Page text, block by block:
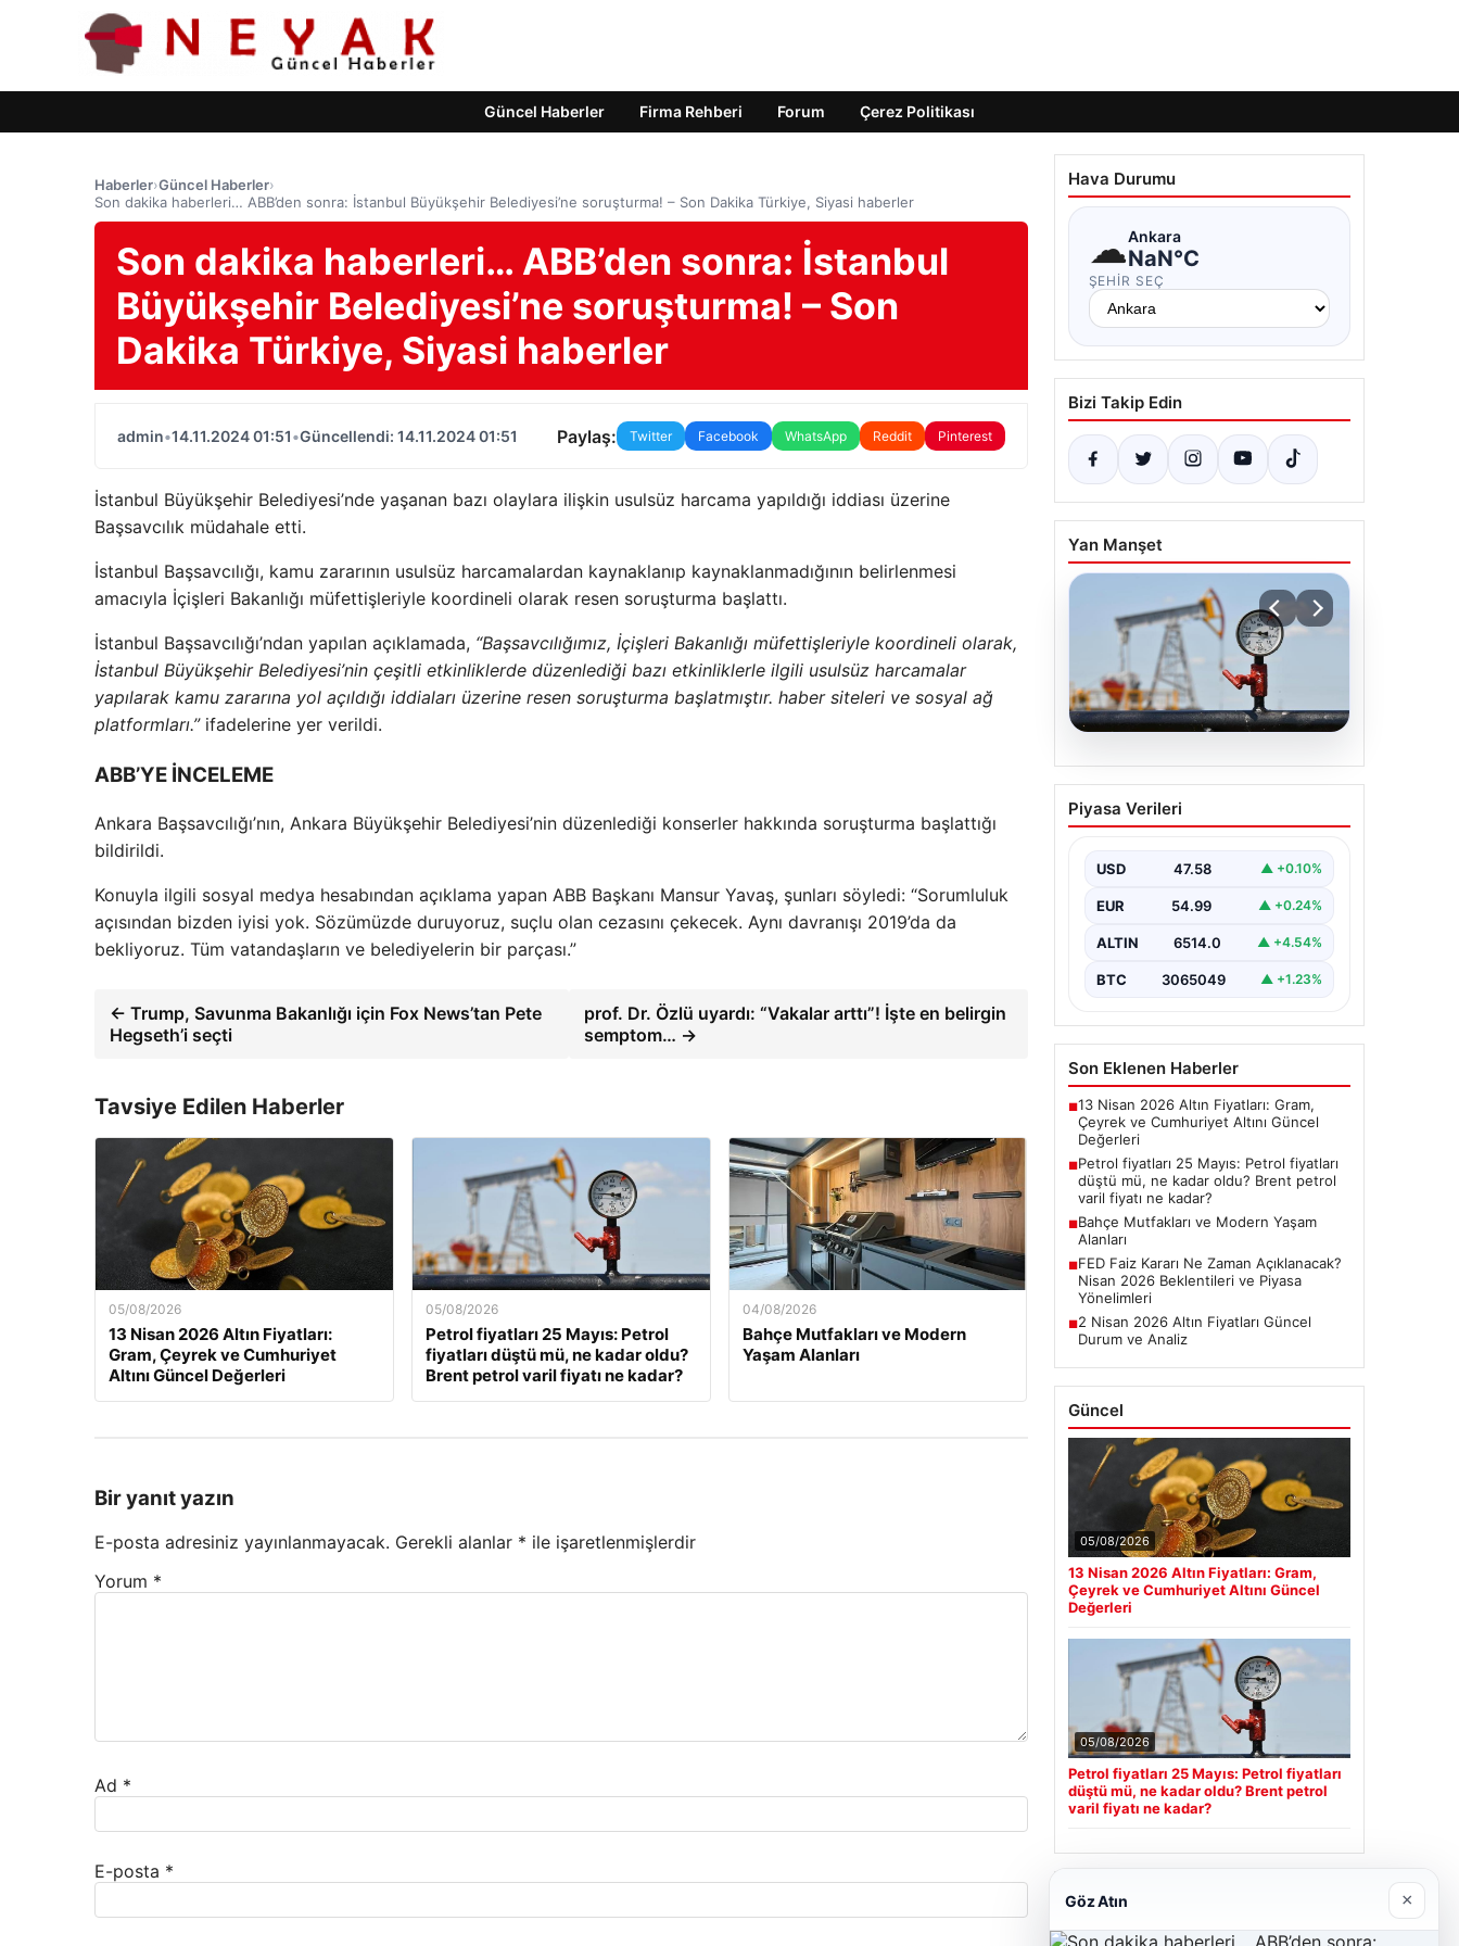
Güncel Haberler Firma Rehberi Forum Çerez Politikası
Haberler›Güncel Haberler›
Son dakika haberleri… ABB’den sonra: İstanbul Büyükşehir Belediyesi’ne soruşturma! – Son Dakika Türkiye, Siyasi haberler
Son dakika haberleri… ABB’den sonra: İstanbul
Büyükşehir Belediyesi’ne soruşturma! – Son
Dakika Türkiye, Siyasi haberler
admin•14.11.2024 01:51•Güncellendi: 14.11.2024 01:51 Paylaş: Twitter Facebook WhatsApp Reddit Pinterest
İstanbul Büyükşehir Belediyesi’nde yaşanan bazı olaylara ilişkin usulsüz harcama yapıldığı iddiası üzerine
Başsavcılık müdahale etti.
İstanbul Başsavcılığı, kamu zararının usulsüz harcamalardan kaynaklanıp kaynaklanmadığının belirlenmesi
amacıyla İçişleri Bakanlığı müfettişleriyle koordineli olarak resen soruşturma başlattı.
İstanbul Başsavcılığı’ndan yapılan açıklamada, “Başsavcılığımız, İçişleri Bakanlığı müfettişleriyle koordineli olarak,
İstanbul Büyükşehir Belediyesi’nin çeşitli etkinliklerde düzenlediği bazı etkinliklerle ilgili usulsüz harcamalar
yapılarak kamu zararına yol açıldığı iddiaları üzerine resen soruşturma başlatmıştır. haber siteleri ve sosyal ağ
platformları.”ifadelerine yer verildi.
ABB’YE İNCELEME
Ankara Başsavcılığı’nın, Ankara Büyükşehir Belediyesi’nin düzenlediği konserler hakkında soruşturma başlattığı
bildirildi.
Konuyla ilgili sosyal medya hesabından açıklama yapan ABB Başkanı Mansur Yavaş, şunları söyledi: “Sorumluluk
açısından bizden iyisi yok. Sözümüzde duruyoruz, suçlu olan cezasını çekecek. Aynı davranışı 2019’da da
bekliyoruz. Tüm vatandaşların ve belediyelerin bir parçası.”
← Trump, Savunma Bakanlığı için Fox News’tan Pete
Hegseth’i seçti
prof. Dr. Özlü uyardı: “Vakalar arttı”! İşte en belirgin
semptom… →
Tavsiye Edilen Haberler
05/08/2026
13 Nisan 2026 Altın Fiyatları:
Gram, Çeyrek ve Cumhuriyet
Altını Güncel Değerleri
05/08/2026
Petrol fiyatları 25 Mayıs: Petrol
fiyatları düştü mü, ne kadar oldu?
Brent petrol varil fiyatı ne kadar?
04/08/2026
Bahçe Mutfakları ve Modern
Yaşam Alanları
Bir yanıt yazın
E-posta adresiniz yayınlanmayacak. Gerekli alanlar * ile işaretlenmişlerdir
Yorum *
Ad *
E-posta *
Hava Durumu
☁Ankara
NaN°C
ŞEHIR SEÇ
Bizi Takip Edin
Yan Manşet
Petrol fiyatları 25 Mayıs:
Petrol fiyatları düştü mü,
petrol varil fiyatı ne
kadar?
Piyasa Verileri
USD 47.58 ▲ +0.10%
EUR 54.99 ▲ +0.24%
ALTIN 6514.0 ▲ +4.54%
BTC 3065049 ▲ +1.23%
Son Eklenen Haberler
■13 Nisan 2026 Altın Fiyatları: Gram,
Çeyrek ve Cumhuriyet Altını Güncel
Değerleri
■Petrol fiyatları 25 Mayıs: Petrol fiyatları
düştü mü, ne kadar oldu? Brent petrol
varil fiyatı ne kadar?
■Bahçe Mutfakları ve Modern Yaşam
Alanları
■FED Faiz Kararı Ne Zaman Açıklanacak?
Nisan 2026 Beklentileri ve Piyasa
Yönelimleri
■2 Nisan 2026 Altın Fiyatları Güncel
Durum ve Analiz
Güncel
05/08/2026
13 Nisan 2026 Altın Fiyatları: Gram,
Çeyrek ve Cumhuriyet Altını Güncel
Değerleri
05/08/2026
Petrol fiyatları 25 Mayıs: Petrol fiyatları
düştü mü, ne kadar oldu? Brent petrol
varil fiyatı ne kadar?
Son Eklenen Firmalar
Göz Atın ×